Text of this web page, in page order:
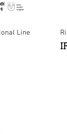
Line